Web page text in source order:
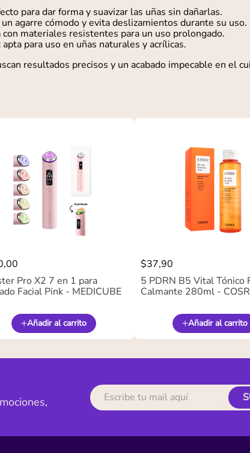
para dar forma y suavizar las uñas sin dañarlas.
agarre cómodo y evita deslizamientos durante su uso.
con materiales resistentes para un uso prolongado.
apta para uso en uñas naturales y acrílicas.
resultados precisos y un acabado impecable en el
,00
Pro X2 7 en 1 para
Facial Pink - MEDICUBE
Añadir al carrito
$37,90
5 PDRN B5 Vital Tónico
Calmante 280ml -
Añadir al carrito